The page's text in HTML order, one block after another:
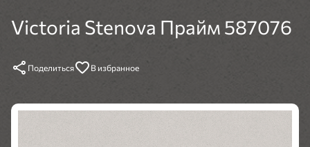
Victoria Stenova Прайм 587076
Поделиться В избранное